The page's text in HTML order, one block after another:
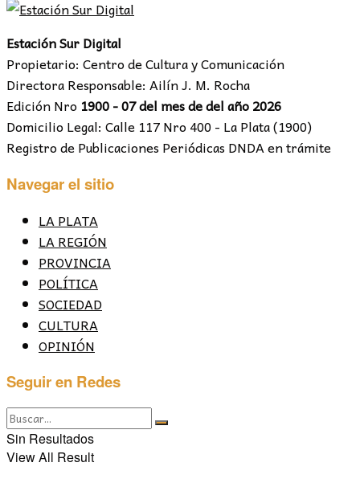
Estación Sur Digital
Propietario: Centro de Cultura y Comunicación
Directora Responsable: Ailín J. M. Rocha
Edición Nro 1900 - 07 del mes de del año 2026
Domicilio Legal: Calle 117 Nro 400 - La Plata (1900)
Registro de Publicaciones Periódicas DNDA en trámite
Navegar el sitio
LA PLATA
LA REGIÓN
PROVINCIA
POLÍTICA
SOCIEDAD
CULTURA
OPINIÓN
Seguir en Redes
Sin Resultados
View All Result